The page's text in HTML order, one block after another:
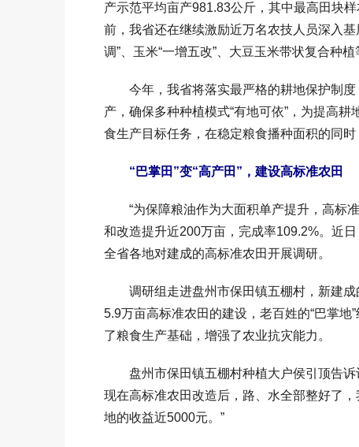
产示范平均亩产981.83公斤，其中最高田块
前，我省还在继续激励近万名农技人员深入
调”、玉米“一增五改”、大豆玉米带状复合种
今年，我省将落实最严格的耕地保护制度
产，确保多种种植模式“有地可依”，为提高
食生产目标任务，在稳定粮食播种面积的同
“巴掌田”变“高产田”，建设高标准农田
“为保障粮油作为大面积单产提升，高标准
和改造提升近200万亩，完成率109.2%。近
全省各地对建成的高标准农田开展调研。
调研组走进盘州市保田镇五棚村，新建成
5.9万亩高标准农田的建设，老百姓的“巴掌
了粮食生产基础，增强了农业抗灾能力。
盘州市保田镇五棚村种植大户侯引顶告诉
现在高标准农田改造后，路、水全部整好了
地的收益近5000元。”